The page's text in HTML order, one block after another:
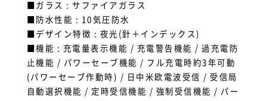
■ガラス : サファイアガラス
■防水性能 : 10気圧防水
■デザイン特徴 : 夜光(針＋インデックス)
■機能 : 充電量表示機能 / 充電警告機能 / 過充電防
止機能 / パワーセーブ機能 / フル充電時約3年可動
(パワーセーブ作動時) / 日中米欧電波受信 / 受信局
自動選択機能 / 定時受信機能 / 強制受信機能 / パー